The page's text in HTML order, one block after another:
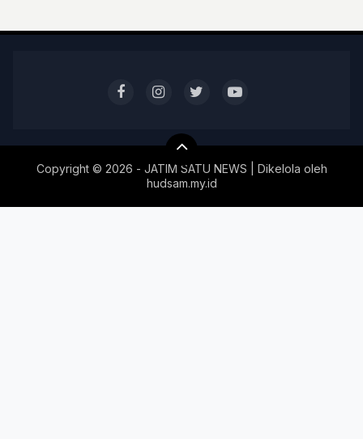
Copyright © 2026 - JATIM SATU NEWS | Dikelola oleh
hudsam.my.id